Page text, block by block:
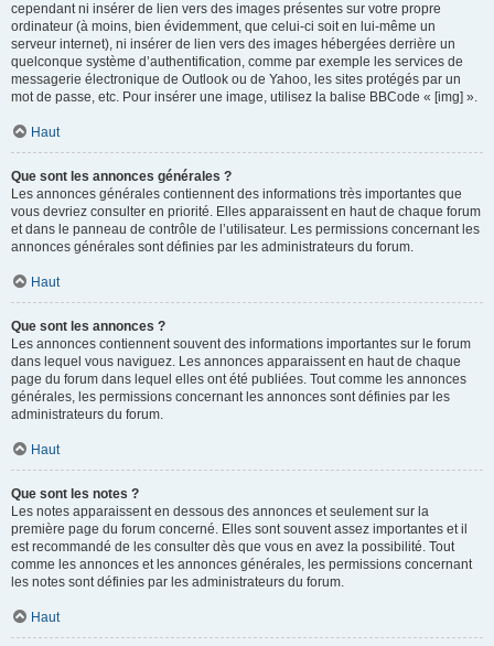
cependant ni insérer de lien vers des images présentes sur votre propre
ordinateur (à moins, bien évidemment, que celui-ci soit en lui-même un
serveur internet), ni insérer de lien vers des images hébergées derrière un
quelconque système d’authentification, comme par exemple les services de
messagerie électronique de Outlook ou de Yahoo, les sites protégés par un
mot de passe, etc. Pour insérer une image, utilisez la balise BBCode « [img] ».
Haut
Que sont les annonces générales ?
Les annonces générales contiennent des informations très importantes que
vous devriez consulter en priorité. Elles apparaissent en haut de chaque forum
et dans le panneau de contrôle de l’utilisateur. Les permissions concernant les
annonces générales sont définies par les administrateurs du forum.
Haut
Que sont les annonces ?
Les annonces contiennent souvent des informations importantes sur le forum
dans lequel vous naviguez. Les annonces apparaissent en haut de chaque
page du forum dans lequel elles ont été publiées. Tout comme les annonces
générales, les permissions concernant les annonces sont définies par les
administrateurs du forum.
Haut
Que sont les notes ?
Les notes apparaissent en dessous des annonces et seulement sur la
première page du forum concerné. Elles sont souvent assez importantes et il
est recommandé de les consulter dès que vous en avez la possibilité. Tout
comme les annonces et les annonces générales, les permissions concernant
les notes sont définies par les administrateurs du forum.
Haut